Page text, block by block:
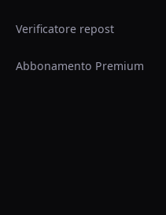
Verificatore repost
Abbonamento Premium